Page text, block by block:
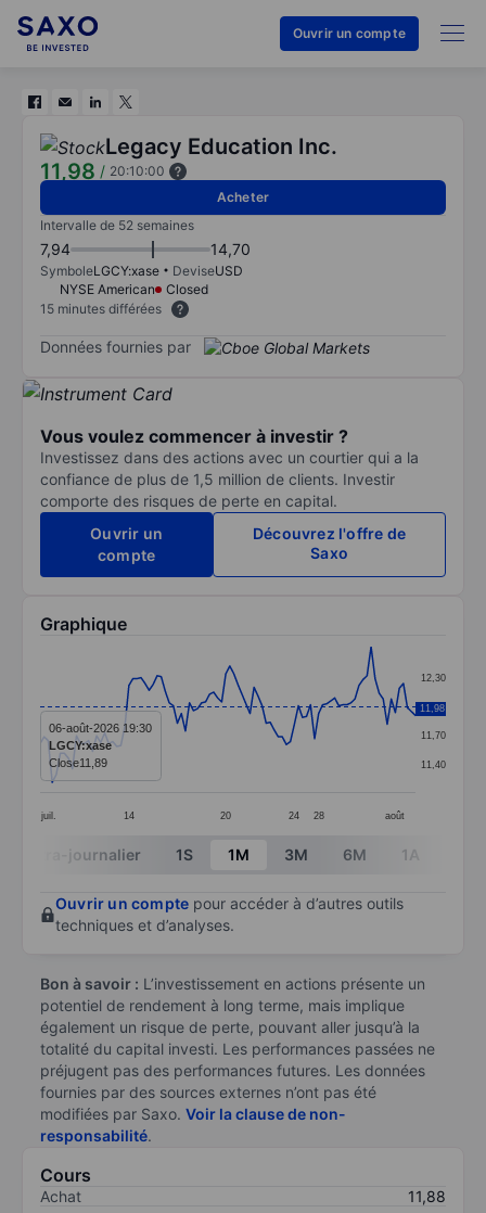
Ouvrir un compte
Legacy Education Inc.
11,98 / 20:10:00
Acheter
Intervalle de 52 semaines
7,94 14,70
SymboleLGCY:xase DeviseUSD
NYSE American
Closed
15 minutes différées
Données fournies par
Vous voulez commencer à investir ?
Investissez dans des actions avec un courtier qui a la
confiance de plus de 1,5 million de clients. Investir
comporte des risques de perte en capital.
Ouvrir un
compte
Découvrez l'offre de
Saxo
Graphique
Line chart with 94 data points.
The chart has 1 X axis displaying categories.
The chart has 1 Y axis displaying values. Data ranges
juil. 14 20 24 28 août
11,40
11,70
12,00
12,30
11,98
06-août-2026 19:30
LGCY:xase
Close11,89
End of interactive chart.
Intra-journalier 1S 1M 3M 6M 1A
Ouvrir un compte pour accéder à d’autres outils
techniques et d’analyses.
Bon à savoir : L’investissement en actions présente un
potentiel de rendement à long terme, mais implique
également un risque de perte, pouvant aller jusqu’à la
totalité du capital investi. Les performances passées ne
préjugent pas des performances futures. Les données
fournies par des sources externes n’ont pas été
modifiées par Saxo. Voir la clause de non-
responsabilité.
Cours
Achat
11,88